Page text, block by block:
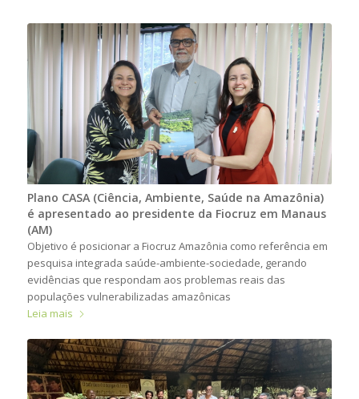
Plano CASA (Ciência, Ambiente, Saúde na Amazônia)
é apresentado ao presidente da Fiocruz em Manaus
(AM)
Objetivo é posicionar a Fiocruz Amazônia como referência em
pesquisa integrada saúde-ambiente-sociedade, gerando
evidências que respondam aos problemas reais das
populações vulnerabilizadas amazônicas
Leia mais